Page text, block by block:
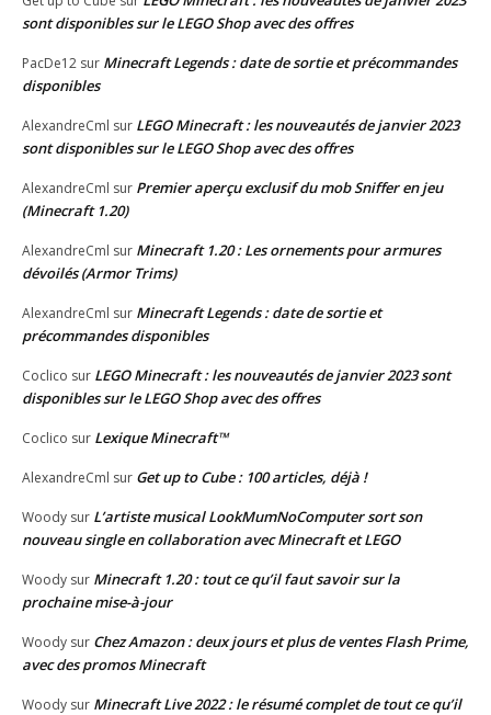
sont disponibles sur le LEGO Shop avec des offres
PacDe12 sur Minecraft Legends : date de sortie et précommandes
disponibles
AlexandreCml sur LEGO Minecraft : les nouveautés de janvier 2023
sont disponibles sur le LEGO Shop avec des offres
AlexandreCml sur Premier aperçu exclusif du mob Sniffer en jeu
(Minecraft 1.20)
AlexandreCml sur Minecraft 1.20 : Les ornements pour armures
dévoilés (Armor Trims)
AlexandreCml sur Minecraft Legends : date de sortie et
précommandes disponibles
Coclico sur LEGO Minecraft : les nouveautés de janvier 2023 sont
disponibles sur le LEGO Shop avec des offres
Coclico sur Lexique Minecraft™
AlexandreCml sur Get up to Cube : 100 articles, déjà !
Woody sur L’artiste musical LookMumNoComputer sort son
nouveau single en collaboration avec Minecraft et LEGO
Woody sur Minecraft 1.20 : tout ce qu’il faut savoir sur la
prochaine mise-à-jour
Woody sur Chez Amazon : deux jours et plus de ventes Flash Prime,
avec des promos Minecraft
Woody sur Minecraft Live 2022 : le résumé complet de tout ce qu’il